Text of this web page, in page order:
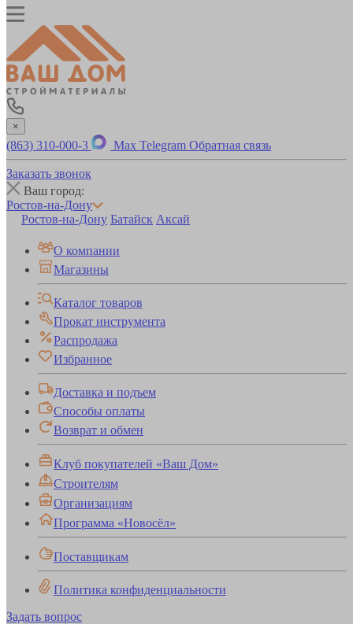
×
(863) 310-000-3 Max Telegram Обратная связь
Заказать звонок
Ваш город:
Ростов-на-Дону
Ростов-на-Дону Батайск Аксай
О компании
Магазины
Каталог товаров
Прокат инструмента
Распродажа
Избранное
Доставка и подъем
Способы оплаты
Возврат и обмен
Клуб покупателей «Ваш Дом»
Строителям
Организациям
Программа «Новосёл»
Поставщикам
Политика конфиденциальности
Задать вопрос